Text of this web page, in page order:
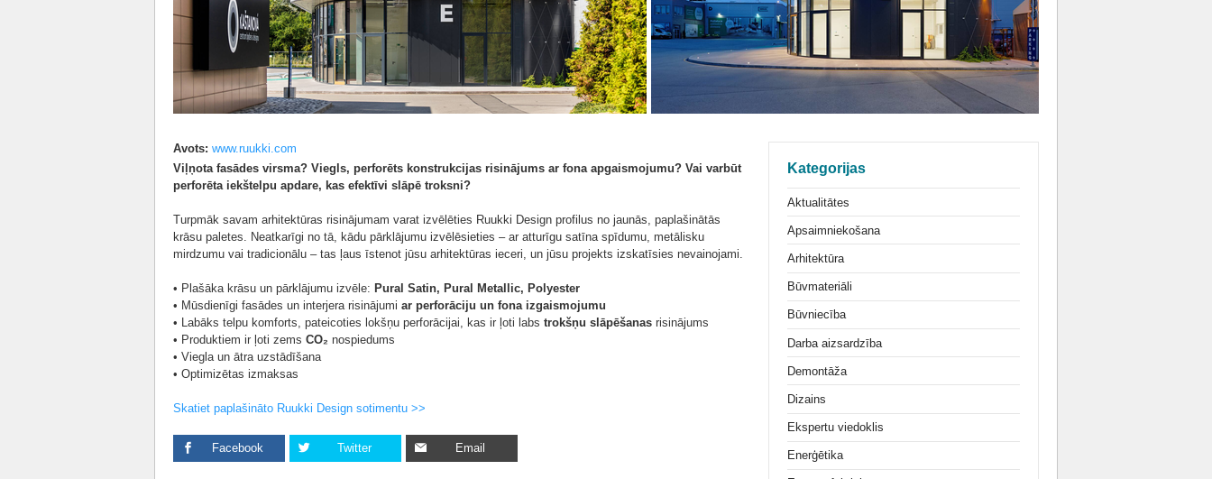
Avots: www.ruukki.com
Viļņota fasādes virsma? Viegls, perforēts konstrukcijas risinājums ar fona apgaismojumu? Vai varbūt
perforēta iekštelpu apdare, kas efektīvi slāpē troksni?
Turpmāk savam arhitektūras risinājumam varat izvēlēties Ruukki Design profilus no jaunās, paplašinātās
krāsu paletes. Neatkarīgi no tā, kādu pārklājumu izvēlēsieties – ar atturīgu satīna spīdumu, metālisku
mirdzumu vai tradicionālu – tas ļaus īstenot jūsu arhitektūras ieceri, un jūsu projekts izskatīsies nevainojami.
• Plašāka krāsu un pārklājumu izvēle: Pural Satin, Pural Metallic, Polyester
• Mūsdienīgi fasādes un interjera risinājumi ar perforāciju un fona izgaismojumu
• Labāks telpu komforts, pateicoties lokšņu perforācijai, kas ir ļoti labs trokšņu slāpēšanas risinājums
• Produktiem ir ļoti zems CO₂ nospiedums
• Viegla un ātra uzstādīšana
• Optimizētas izmaksas
Skatiet paplašināto Ruukki Design sotimentu >>
Facebook Twitter Email
Kategorijas
Aktualitātes
Apsaimniekošana
Arhitektūra
Būvmateriāli
Būvniecība
Darba aizsardzība
Demontāža
Dizains
Ekspertu viedoklis
Enerģētika